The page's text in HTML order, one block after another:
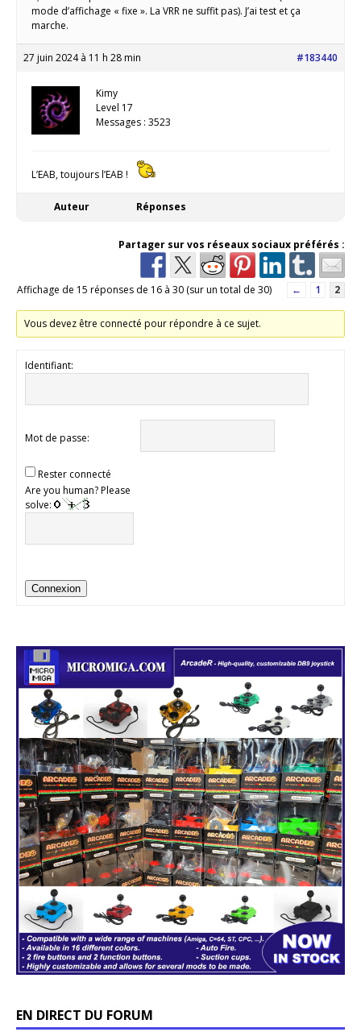
mode d’affichage « fixe ». La VRR ne suffit pas). J’ai test et ça
marche.
27 juin 2024 à 11 h 28 min #183440
Kimy
Level 17
Messages : 3523
L’EAB, toujours l’EAB !
Auteur Réponses
Partager sur vos réseaux sociaux préférés :
Affichage de 15 réponses de 16 à 30 (sur un total de 30) ← 1 2
Vous devez être connecté pour répondre à ce sujet.
Identifiant:
Mot de passe:
Rester connecté
Are you human? Please
solve:
Connexion
EN DIRECT DU FORUM